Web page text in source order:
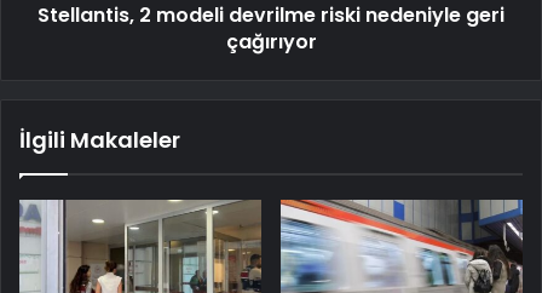
Stellantis, 2 modeli devrilme riski nedeniyle geri
çağırıyor
İlgili Makaleler